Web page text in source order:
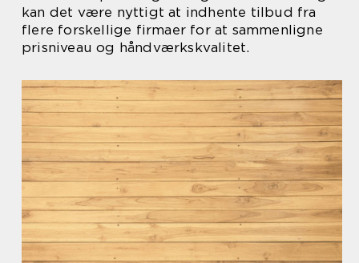
kan det være nyttigt at indhente tilbud fra
flere forskellige firmaer for at sammenligne
prisniveau og håndværkskvalitet.